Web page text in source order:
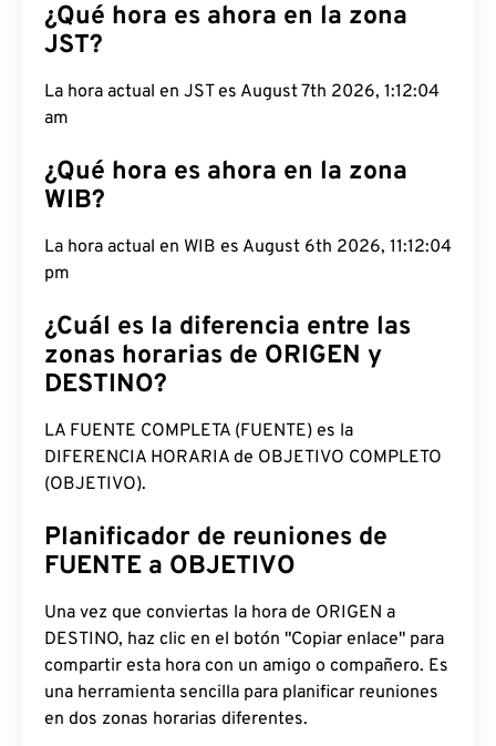
¿Qué hora es ahora en la zona
JST?
La hora actual en JST es August 7th 2026, 1:12:05
am
¿Qué hora es ahora en la zona
WIB?
La hora actual en WIB es August 6th 2026, 11:12:05
pm
¿Cuál es la diferencia entre las
zonas horarias de ORIGEN y
DESTINO?
LA FUENTE COMPLETA (FUENTE) es la
DIFERENCIA HORARIA de OBJETIVO COMPLETO
(OBJETIVO).
Planificador de reuniones de
FUENTE a OBJETIVO
Una vez que conviertas la hora de ORIGEN a
DESTINO, haz clic en el botón "Copiar enlace" para
compartir esta hora con un amigo o compañero. Es
una herramienta sencilla para planificar reuniones
en dos zonas horarias diferentes.